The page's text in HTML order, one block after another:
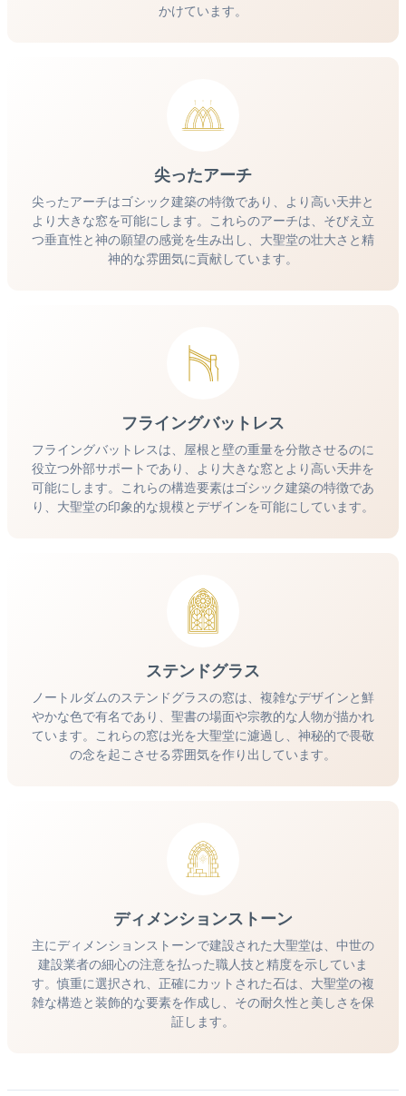
かけています。
尖ったアーチ
尖ったアーチはゴシック建築の特徴であり、より高い天井と
より大きな窓を可能にします。これらのアーチは、そびえ立
つ垂直性と神の願望の感覚を生み出し、大聖堂の壮大さと精
神的な雰囲気に貢献しています。
フライングバットレス
フライングバットレスは、屋根と壁の重量を分散させるのに
役立つ外部サポートであり、より大きな窓とより高い天井を
可能にします。これらの構造要素はゴシック建築の特徴であ
り、大聖堂の印象的な規模とデザインを可能にしています。
ステンドグラス
ノートルダムのステンドグラスの窓は、複雑なデザインと鮮
やかな色で有名であり、聖書の場面や宗教的な人物が描かれ
ています。これらの窓は光を大聖堂に濾過し、神秘的で畏敬
の念を起こさせる雰囲気を作り出しています。
ディメンションストーン
主にディメンションストーンで建設された大聖堂は、中世の
建設業者の細心の注意を払った職人技と精度を示していま
す。慎重に選択され、正確にカットされた石は、大聖堂の複
雑な構造と装飾的な要素を作成し、その耐久性と美しさを保
証します。